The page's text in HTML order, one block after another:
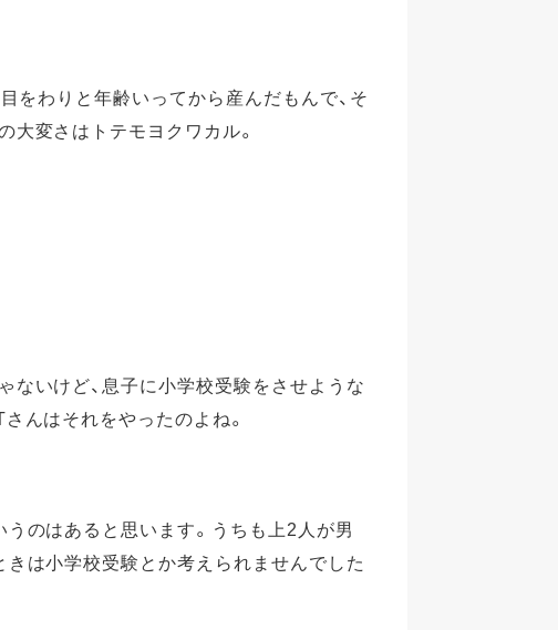
わりと年齢いってから産んだもんで、そ
大変さはトテモヨクワカル。
ないけど、息子に小学校受験をさせような
んはそれをやったのよね。
うのはあると思います。うちも上2人が男
きは小学校受験とか考えられませんでした